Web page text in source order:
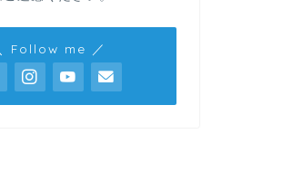
Follow me ／